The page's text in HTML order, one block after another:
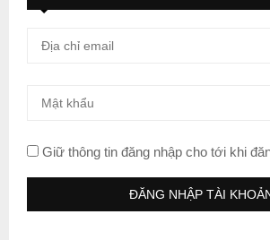
Giữ thông tin đăng nhập cho tới khi